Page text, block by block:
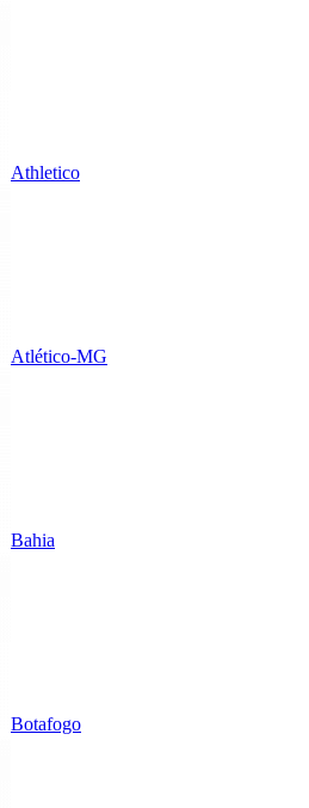
Athletico
Atlético-MG
Bahia
Botafogo